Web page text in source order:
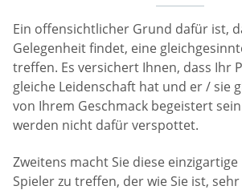
Ein offensichtlicher Grund dafür ist,
Gelegenheit findet, eine
treffen. Es versichert Ihnen, dass Ihr
gleiche Leidenschaft hat und er / sie
von Ihrem Geschmack begeistert
werden nicht dafür verspottet.
Zweitens macht Sie diese einzigartige
Spieler zu treffen, der wie Sie ist,